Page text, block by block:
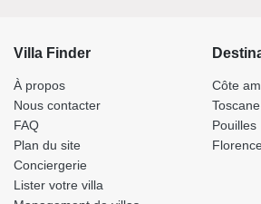
Villa Finder
À propos
Nous contacter
FAQ
Plan du site
Conciergerie
Lister votre villa
Côte
Toscane
Pouilles